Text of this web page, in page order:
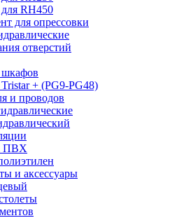
RH450
для опрессовки
отверстий
шкафов
+ (PG9-PG48)
и проводов
ПВХ
и аксессуары